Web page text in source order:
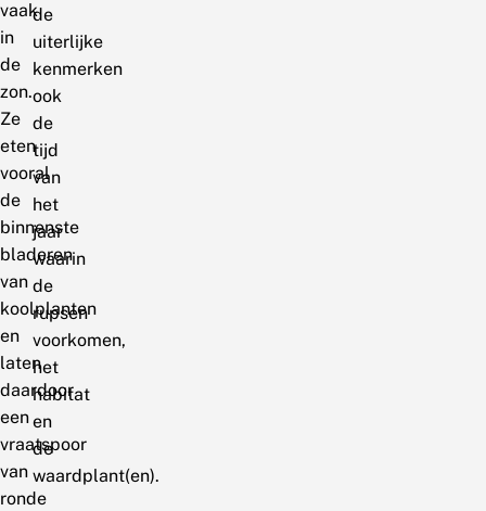
vaak
in
de
zon.
Ze
eten
vooral
de
binnenste
bladeren
van
koolplanten
en
laten
daardoor
een
vraatspoor
van
ronde
de
uiterlijke
kenmerken
ook
de
tijd
van
het
jaar
waarin
de
rupsen
voorkomen,
het
habitat
en
de
waardplant(en).